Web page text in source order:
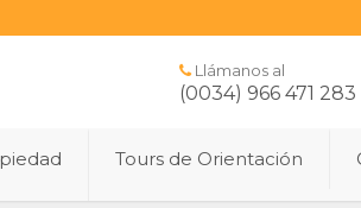
Llámanos al
(0034) 966 471 283
Tours de Orientación